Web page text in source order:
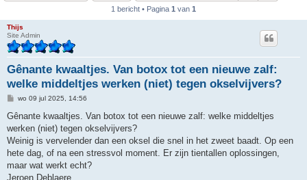
1 bericht • Pagina 1 van 1
Thijs
Site Admin
Gênante kwaaltjes. Van botox tot een nieuwe zalf:
welke middeltjes werken (niet) tegen okselvijvers?
B
r
c
h
wo 09 jul 2025, 14:56
Gênante kwaaltjes. Van botox tot een nieuwe zalf: welke middeltjes
werken (niet) tegen okselvijvers?
Weinig is vervelender dan een oksel die snel in het zweet baadt. Op een
hete dag, of na een stressvol moment. Er zijn tientallen oplossingen,
maar wat werkt echt?
Jeroen Deblaere